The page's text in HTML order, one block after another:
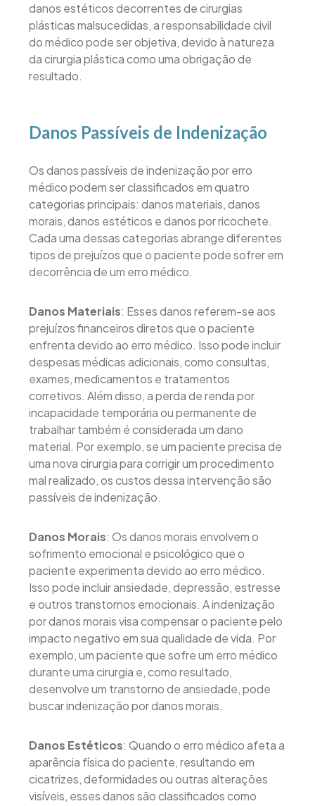
danos estéticos decorrentes de cirurgias
plásticas malsucedidas, a responsabilidade civil
do médico pode ser objetiva, devido à natureza
da cirurgia plástica como uma obrigação de
resultado.
Danos Passíveis de Indenização
Os danos passíveis de indenização por erro
médico podem ser classificados em quatro
categorias principais: danos materiais, danos
morais, danos estéticos e danos por ricochete.
Cada uma dessas categorias abrange diferentes
tipos de prejuízos que o paciente pode sofrer em
decorrência de um erro médico.
Danos Materiais: Esses danos referem-se aos
prejuízos financeiros diretos que o paciente
enfrenta devido ao erro médico. Isso pode incluir
despesas médicas adicionais, como consultas,
exames, medicamentos e tratamentos
corretivos. Além disso, a perda de renda por
incapacidade temporária ou permanente de
trabalhar também é considerada um dano
material. Por exemplo, se um paciente precisa de
uma nova cirurgia para corrigir um procedimento
mal realizado, os custos dessa intervenção são
passíveis de indenização.
Danos Morais: Os danos morais envolvem o
sofrimento emocional e psicológico que o
paciente experimenta devido ao erro médico.
Isso pode incluir ansiedade, depressão, estresse
e outros transtornos emocionais. A indenização
por danos morais visa compensar o paciente pelo
impacto negativo em sua qualidade de vida. Por
exemplo, um paciente que sofre um erro médico
durante uma cirurgia e, como resultado,
desenvolve um transtorno de ansiedade, pode
buscar indenização por danos morais.
Danos Estéticos: Quando o erro médico afeta a
aparência física do paciente, resultando em
cicatrizes, deformidades ou outras alterações
visíveis, esses danos são classificados como